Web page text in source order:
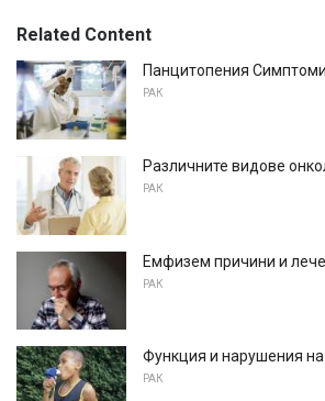
Related Content
Панцитопения
РАК
Различните видове
РАК
Емфизем причини и
РАК
Функция и нарушения
РАК